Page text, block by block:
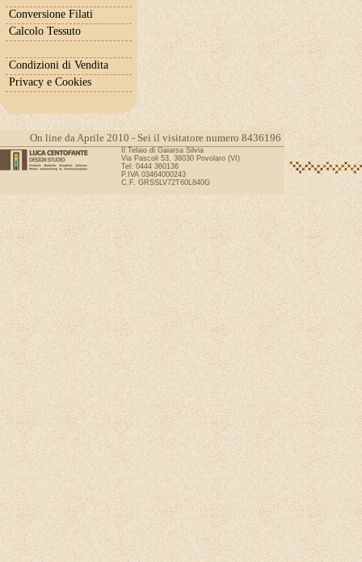
Conversione Filati
Calcolo Tessuto
Condizioni di Vendita
Privacy e Cookies
On line da Aprile 2010 - Sei il visitatore numero 8436196
Il Telaio di Gaiarsa Silvia
Via Pascoli 53, 36030 Povolaro (VI)
Tel: 0444 360136
P.IVA 03464000243
C.F. GRSSLV72T60L840G